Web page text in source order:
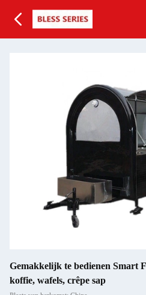
Gemakkelijk te bedienen Smart
koffie, wafels, crêpe sap